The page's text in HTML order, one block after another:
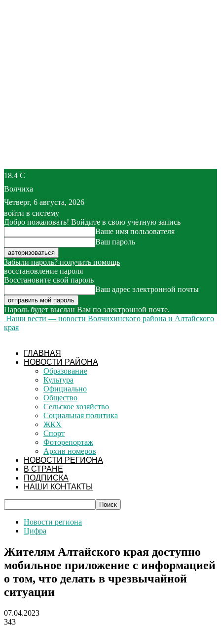
18.4 C
Волчиха
Четверг, 6 августа, 2026
войти в систему
Добро пожаловать! Войдите в свою учётную запись
Ваше имя пользователя
Ваш пароль
Забыли пароль? получить помощь
восстановление пароля
Восстановите свой пароль
Ваш адрес электронной почты
Пароль будет выслан Вам по электронной почте.
Наши вести — новости Волчихинского района и Алтайского
края
ГЛАВНАЯ
НОВОСТИ РАЙОНА
Образование
Культура
Официально
Общество
Сельское хозяйство
Социальная политика
ЖКХ
Спорт
Фоторепортаж
Архив номеров
НОВОСТИ РЕГИОНА
В СТРАНЕ
ПОДПИСКА
НАШИ КОНТАКТЫ
Новости региона
Цифра
Жителям Алтайского края доступно
мобильное приложение с информацией
о том, что делать в чрезвычайной
ситуации
07.04.2023
343